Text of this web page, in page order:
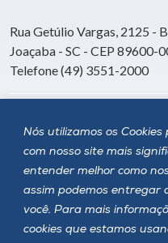
Nós utilizamos os
com nosso site mais
entender melhor como
assim podemos entregar
você. Para mais
cookies que estamos
Rua Getúlio Vargas, 2125 -
Joaçaba - SC - CEP 89600-
Telefone (49) 3551-2000
Siga a Unoesc